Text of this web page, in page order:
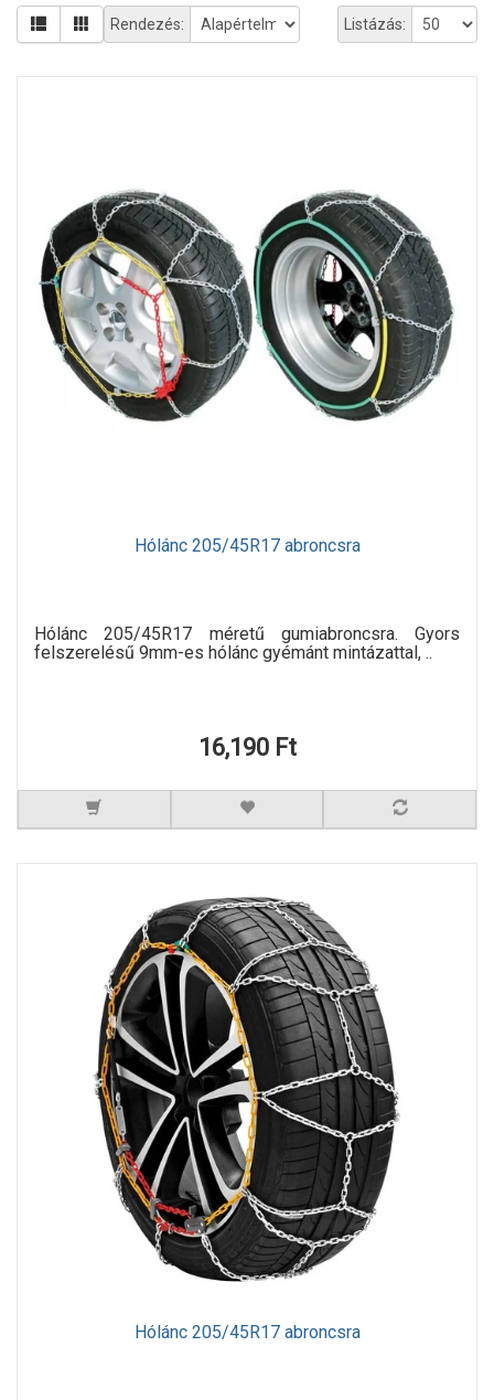
Listázás:
Rendezés:
Hólánc 205/45R17 abroncsra
Hólánc 205/45R17 méretű gumiabroncsra. Gyors
felszerelésű 9mm-es hólánc gyémánt mintázattal, ..
16,190 Ft
Hólánc 205/45R17 abroncsra